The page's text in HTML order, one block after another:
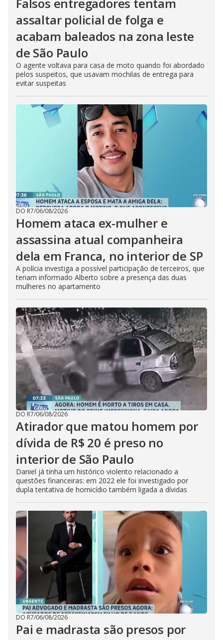
assaltar policial de folga e
acabam baleados na zona leste
de São Paulo
O agente voltava para casa de moto quando foi abordado
pelos suspeitos, que usavam mochilas de entrega para
evitar suspeitas
DO R7/06/08/2026
Homem ataca ex-mulher e
assassina atual companheira
dela em Franca, no interior de SP
A polícia investiga a possível participação de terceiros, que
teriam informado Alberto sobre a presença das duas
mulheres no apartamento
DO R7/06/08/2026
Atirador que matou homem por
dívida de R$ 20 é preso no
interior de São Paulo
Daniel já tinha um histórico violento relacionado a
questões financeiras: em 2022 ele foi investigado por
dupla tentativa de homicídio também ligada a dívidas
DO R7/06/08/2026
Pai e madrasta são presos por